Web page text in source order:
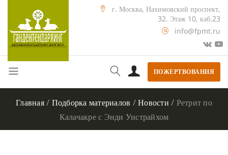
г. Москва, Нахимовский проспект,
32. Этаж 10, каб.23
info@fpmt.ru
ПОЖЕРТВОВАНИЯ
Главная/ Подборка материалов /Новости / Ретрит по
Калачакре с Энди Уистрайхом